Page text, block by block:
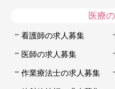
医療
看護師の求人募集
医師の求人募集
作業療法士の求人募集